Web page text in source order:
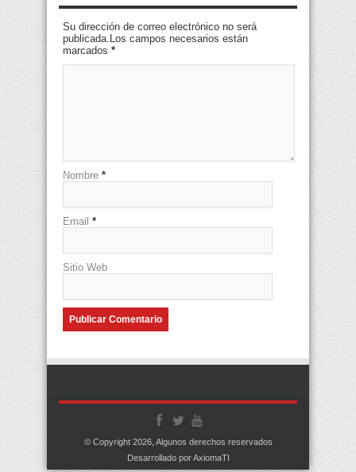
Su dirección de correo electrónico no será
publicada.Los campos necesarios están
marcados *
Nombre *
Email *
Sitio Web
© Copyright 2026, Algunos derechos reservados
Desarrollado por AxiomaTI